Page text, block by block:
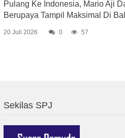
Pulang Ke Indonesia, Mario Aji
Berupaya Tampil Maksimal Di
20 Juli 2026 0 57
Sekilas SPJ